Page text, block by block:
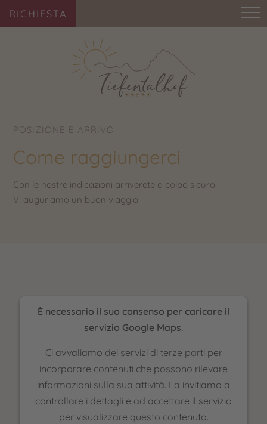
RICHIESTA
POSIZIONE E ARRIVO
Come raggiungerci
Con le nostre indicazioni arriverete a colpo sicuro.
Vi auguriamo un buon viaggio!
È necessario il suo consenso per caricare il
servizio Google Maps.
Ci avvaliamo dei servizi di terze parti per
incorporare contenuti che possono rilevare
informazioni sulla sua attività. La invitiamo a
controllare i dettagli e ad accettare il servizio
per visualizzare questo contenuto.